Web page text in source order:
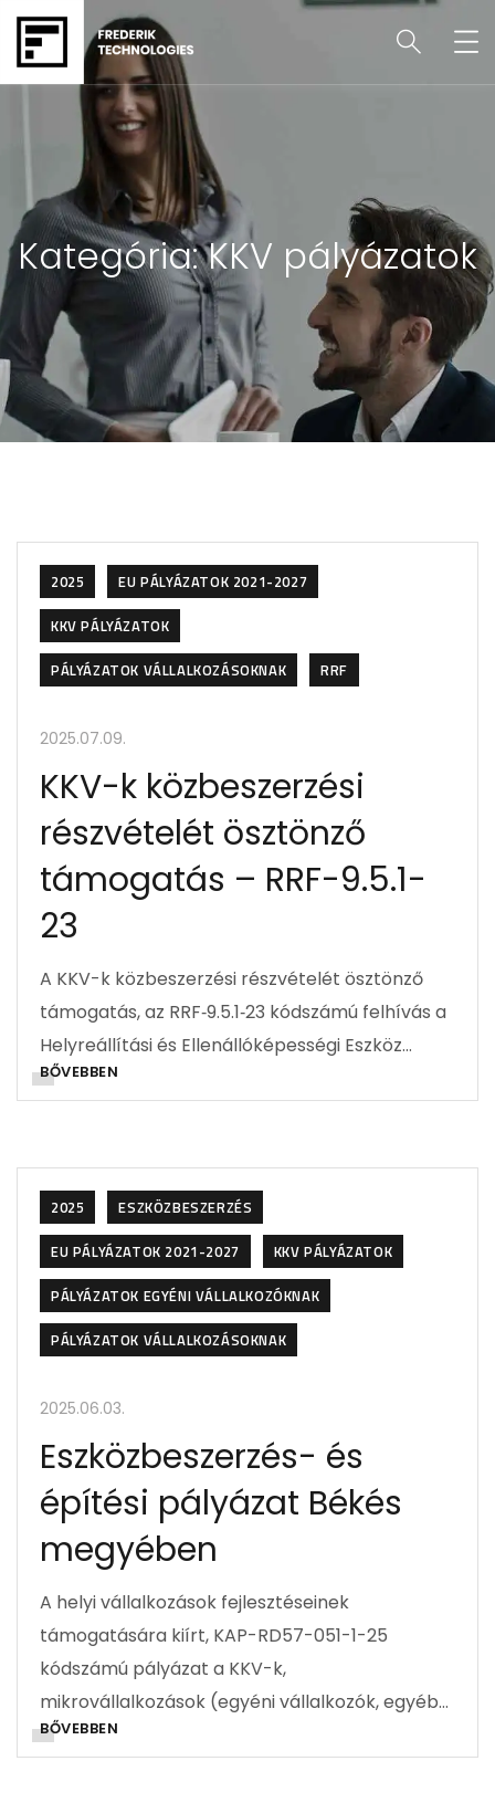
Kategória:KKV pályázatok
2025
EU PÁLYÁZATOK 2021-2027
KKV PÁLYÁZATOK
PÁLYÁZATOK VÁLLALKOZÁSOKNAK
RRF
2025.07.09.
KKV-k közbeszerzési
részvételét ösztönző
támogatás – RRF-9.5.1-
23
A KKV-k közbeszerzési részvételét ösztönző
támogatás, az RRF‑9.5.1‑23 kódszámú felhívás a
Helyreállítási és Ellenállóképességi Eszköz…
BŐVEBBEN
2025
ESZKÖZBESZERZÉS
EU PÁLYÁZATOK 2021-2027
KKV PÁLYÁZATOK
PÁLYÁZATOK EGYÉNI VÁLLALKOZÓKNAK
PÁLYÁZATOK VÁLLALKOZÁSOKNAK
2025.06.03.
Eszközbeszerzés- és
építési pályázat Békés
megyében
A helyi vállalkozások fejlesztéseinek
támogatására kiírt, KAP-RD57-051-1-25
kódszámú pályázat a KKV-k,
mikrovállalkozások (egyéni vállalkozók, egyéb…
BŐVEBBEN